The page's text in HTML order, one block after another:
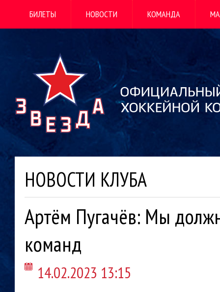
БИЛЕТЫ НОВОСТИ КОМАНДА
НОВОСТИ КЛУБА
Артём Пугачёв: Мы
команд
14.02.2023 13:15